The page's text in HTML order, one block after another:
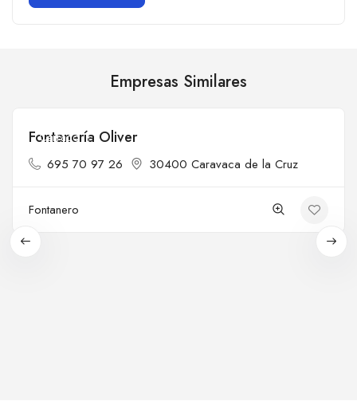
Empresas Similares
Cerrado
Fontanería Oliver
695 70 97 26 30400 Caravaca de la Cruz
Fontanero